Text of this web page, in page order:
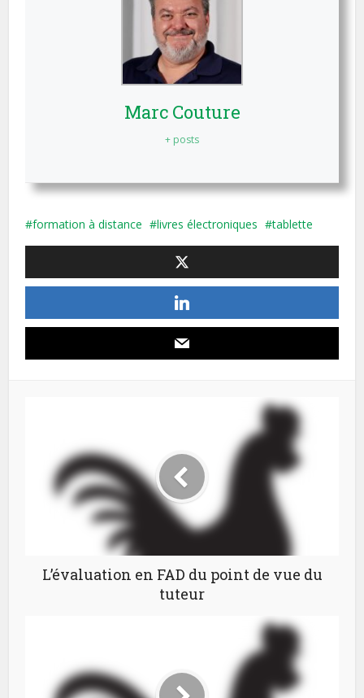
Marc Couture
+ posts
formation à distance livres électroniques tablette
L’évaluation en FAD du point de vue du
tuteur